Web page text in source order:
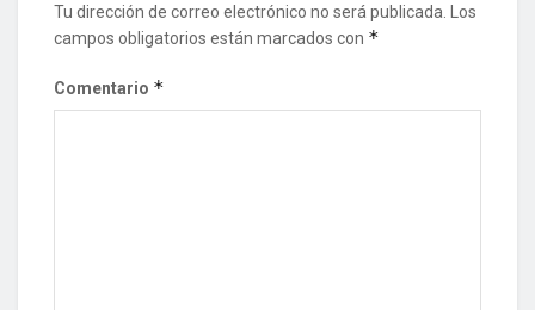
Tu dirección de correo electrónico no será publicada. Los
campos obligatorios están marcados con *
Comentario *